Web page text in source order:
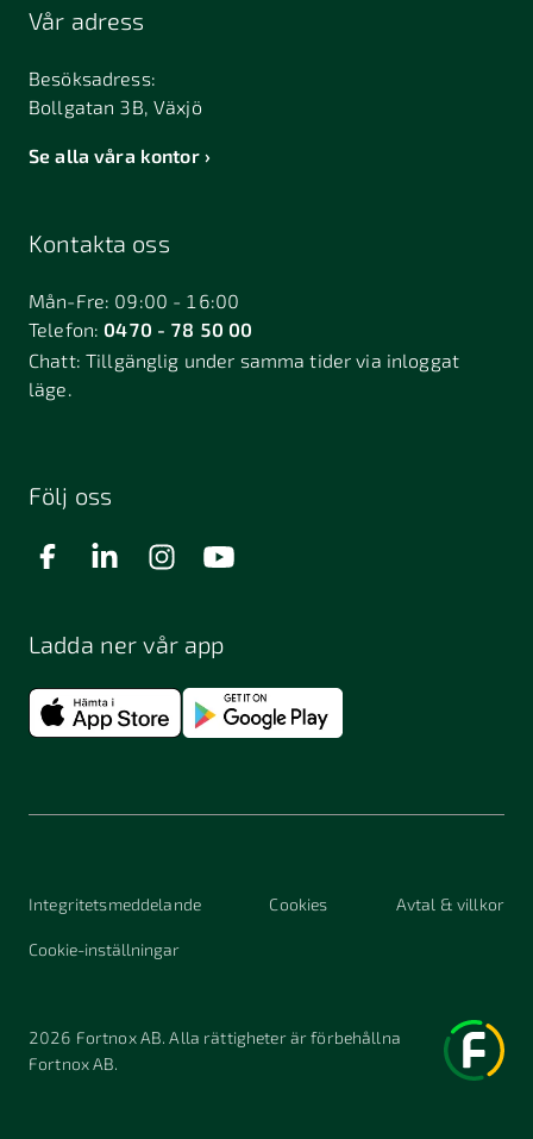
Vår adress
Besöksadress:
Bollgatan 3B, Växjö
Se alla våra kontor
Kontakta oss
Mån-Fre: 09:00 - 16:00
Telefon:0470 - 78 50 00
Chatt:Tillgänglig under samma tider via inloggat
läge.
Följ oss
Ladda ner vår app
Integritetsmeddelande Cookies Avtal & villkor
Cookie-inställningar
2026 Fortnox AB. Alla rättigheter är förbehållna
Fortnox AB.